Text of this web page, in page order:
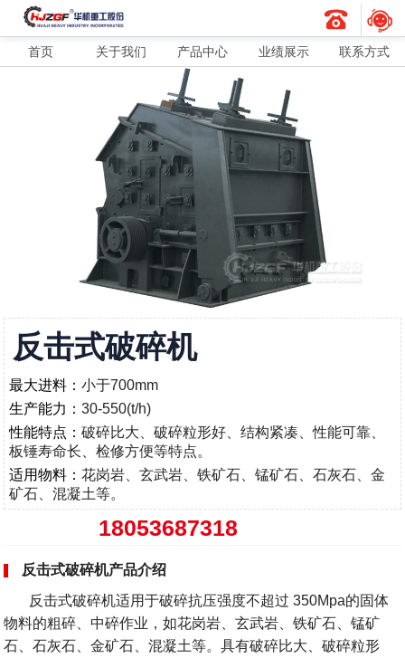
首页 关于我们 产品中心 业绩展示 联系方式
反击式破碎机
最大进料：小于700mm
生产能力：30-550(t/h)
性能特点：破碎比大、破碎粒形好 、结构紧凑、性能可靠、
板锤寿命长、检修方便等特点。
适用物料：花岗岩、玄武岩、铁矿石、锰矿石、石灰石、金
矿石、混凝土等。
18053687318
反击式破碎机产品介绍
反击式破碎机适用于破碎抗压强度不超过 350Mpa的固体
物料的粗碎、中碎作业，如花岗岩、玄武岩、铁矿石、锰矿
石、石灰石、金矿石、混凝土等。具有破碎比大、破碎粒形